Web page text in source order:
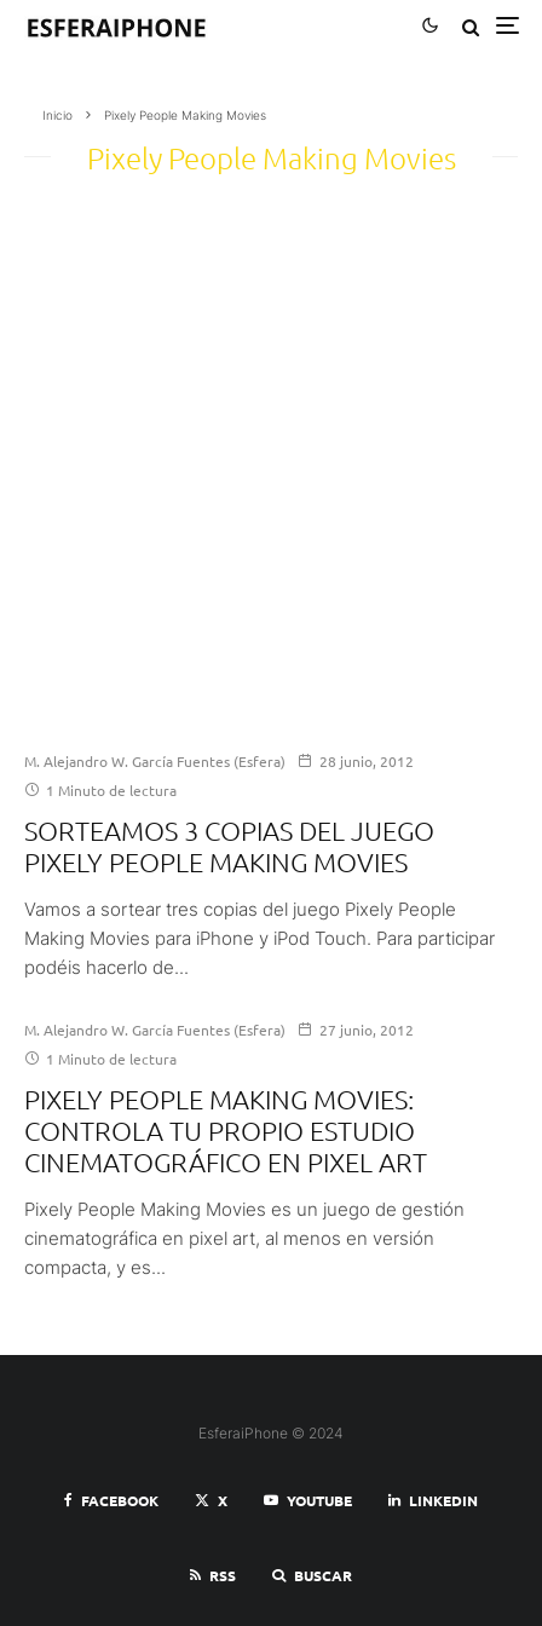
Inicio Pixely People Making Movies
Pixely People Making Movies
M. Alejandro W. García Fuentes (Esfera)
28 junio, 2012
1 Minuto de lectura
SORTEAMOS 3 COPIAS DEL JUEGO
PIXELY PEOPLE MAKING MOVIES
Vamos a sortear tres copias del juego Pixely People
Making Movies para iPhone y iPod Touch. Para participar
podéis hacerlo de...
M. Alejandro W. García Fuentes (Esfera)
27 junio, 2012
1 Minuto de lectura
PIXELY PEOPLE MAKING MOVIES:
CONTROLA TU PROPIO ESTUDIO
CINEMATOGRÁFICO EN PIXEL ART
Pixely People Making Movies es un juego de gestión
cinematográfica en pixel art, al menos en versión
compacta, y es...
EsferaiPhone © 2024
FACEBOOK X YOUTUBE LINKEDIN
RSS BUSCAR